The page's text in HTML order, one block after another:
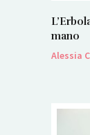
mano
Alessia